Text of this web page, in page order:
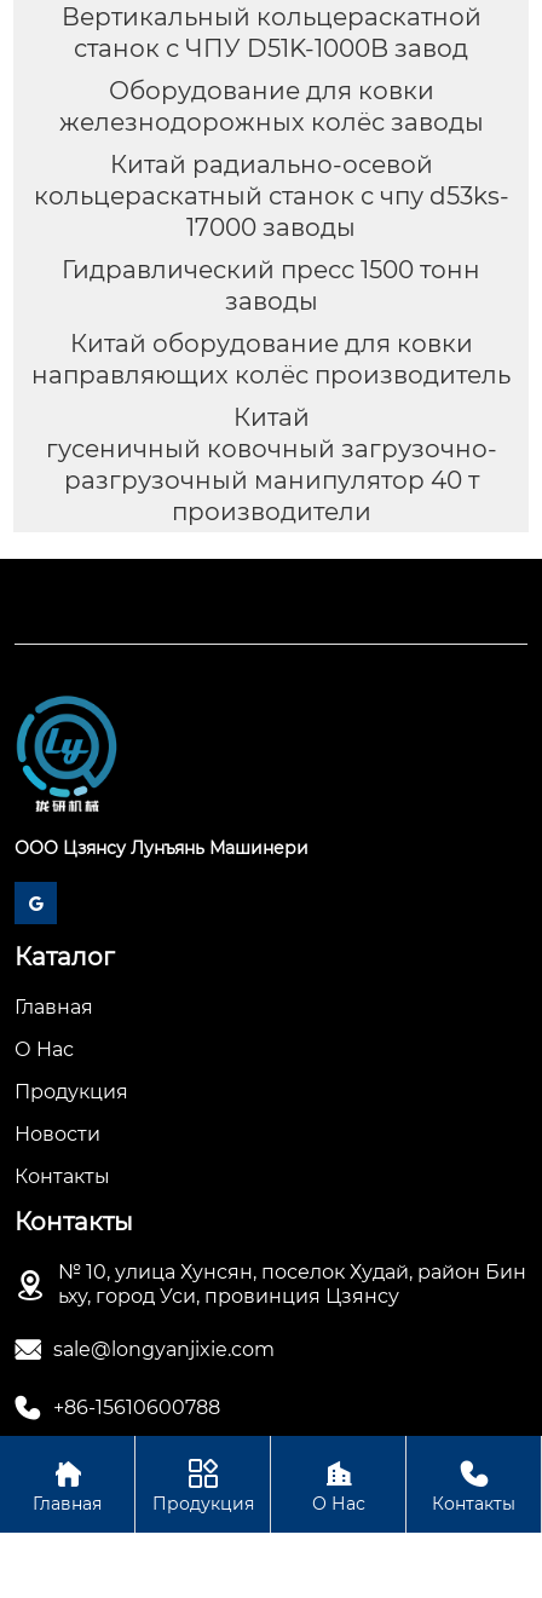
Вертикальный кольцераскатной
станок с ЧПУ D51K-1000B завод
Оборудование для ковки
железнодорожных колёс заводы
Китай радиально-осевой
кольцераскатный станок с чпу d53ks-
17000 заводы
Гидравлический пресс 1500 тонн
заводы
Китай оборудование для ковки
направляющих колёс производитель
Китай
гусеничный ковочный загрузочно-
разгрузочный манипулятор 40 т
производители
ООО Цзянсу Лунъянь Машинери

Каталог
Главная
О Hас
Продукция
Новости
Контакты
Контакты

№ 10, улица Хунсян, поселок Худай, район Бин
ьху, город Уси, провинция Цзянсу
 sale@longyanjixie.com
 +86-15610600788
Авторское право©ООО Цзянсу Лунъянь Машинери

Главная

Продукция

О Нас

Контакты